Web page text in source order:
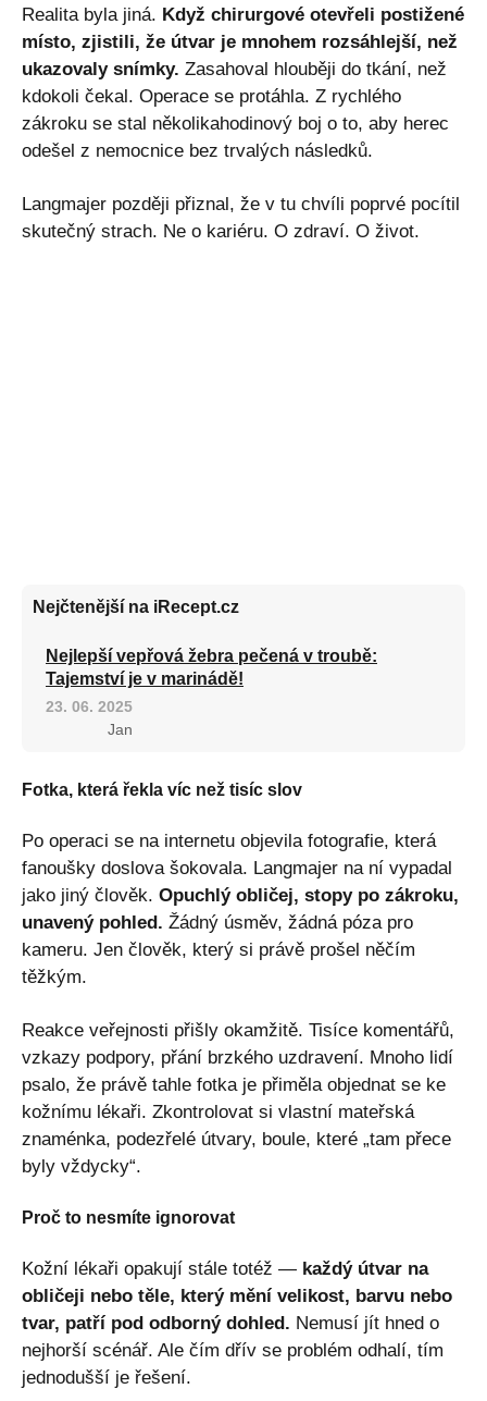
Realita byla jiná. Když chirurgové otevřeli postižené
místo, zjistili, že útvar je mnohem rozsáhlejší, než
ukazovaly snímky. Zasahoval hlouběji do tkání, než
kdokoli čekal. Operace se protáhla. Z rychlého
zákroku se stal několikahodinový boj o to, aby herec
odešel z nemocnice bez trvalých následků.
Langmajer později přiznal, že v tu chvíli poprvé pocítil
skutečný strach. Ne o kariéru. O zdraví. O život.
Nejčtenější na iRecept.cz
Nejlepší vepřová žebra pečená v troubě:
Tajemství je v marinádě!
23. 06. 2025
Jan
Fotka, která řekla víc než tisíc slov
Po operaci se na internetu objevila fotografie, která
fanoušky doslova šokovala. Langmajer na ní vypadal
jako jiný člověk. Opuchlý obličej, stopy po zákroku,
unavený pohled. Žádný úsměv, žádná póza pro
kameru. Jen člověk, který si právě prošel něčím
těžkým.
Reakce veřejnosti přišly okamžitě. Tisíce komentářů,
vzkazy podpory, přání brzkého uzdravení. Mnoho lidí
psalo, že právě tahle fotka je přiměla objednat se ke
kožnímu lékaři. Zkontrolovat si vlastní mateřská
znaménka, podezřelé útvary, boule, které „tam přece
byly vždycky“.
Proč to nesmíte ignorovat
Kožní lékaři opakují stále totéž — každý útvar na
obličeji nebo těle, který mění velikost, barvu nebo
tvar, patří pod odborný dohled. Nemusí jít hned o
nejhorší scénář. Ale čím dřív se problém odhalí, tím
jednodušší je řešení.